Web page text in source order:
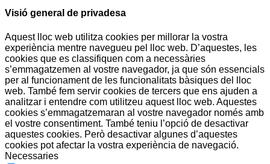
Visió general de privadesa
Aquest lloc web utilitza cookies per millorar la vostra
experiència mentre navegueu pel lloc web. D’aquestes, les
cookies que es classifiquen com a necessàries
s’emmagatzemen al vostre navegador, ja que són essencials
per al funcionament de les funcionalitats bàsiques del lloc
web. També fem servir cookies de tercers que ens ajuden a
analitzar i entendre com utilitzeu aquest lloc web. Aquestes
cookies s’emmagatzemaran al vostre navegador només amb
el vostre consentiment. També teniu l’opció de desactivar
aquestes cookies. Però desactivar algunes d’aquestes
cookies pot afectar la vostra experiència de navegació.
Necessaries